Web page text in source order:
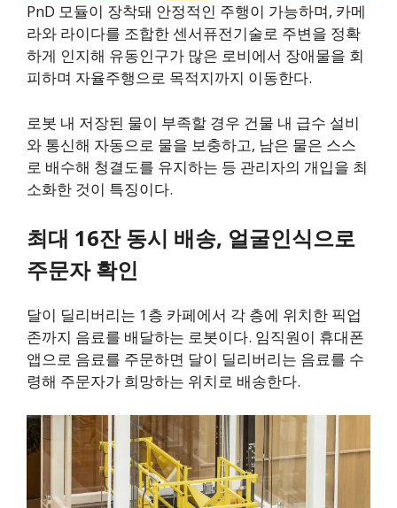
PnD 모듈이 장착돼 안정적인 주행이 가능하며, 카메
라와 라이다를 조합한 센서퓨전기술로 주변을 정확
하게 인지해 유동인구가 많은 로비에서 장애물을 회
피하며 자율주행으로 목적지까지 이동한다.
로봇 내 저장된 물이 부족할 경우 건물 내 급수 설비
와 통신해 자동으로 물을 보충하고, 남은 물은 스스
로 배수해 청결도를 유지하는 등 관리자의 개입을 최
소화한 것이 특징이다.
최대 16잔 동시 배송, 얼굴인식으로
주문자 확인
달이 딜리버리는 1층 카페에서 각 층에 위치한 픽업
존까지 음료를 배달하는 로봇이다. 임직원이 휴대폰
앱으로 음료를 주문하면 달이 딜리버리는 음료를 수
령해 주문자가 희망하는 위치로 배송한다.